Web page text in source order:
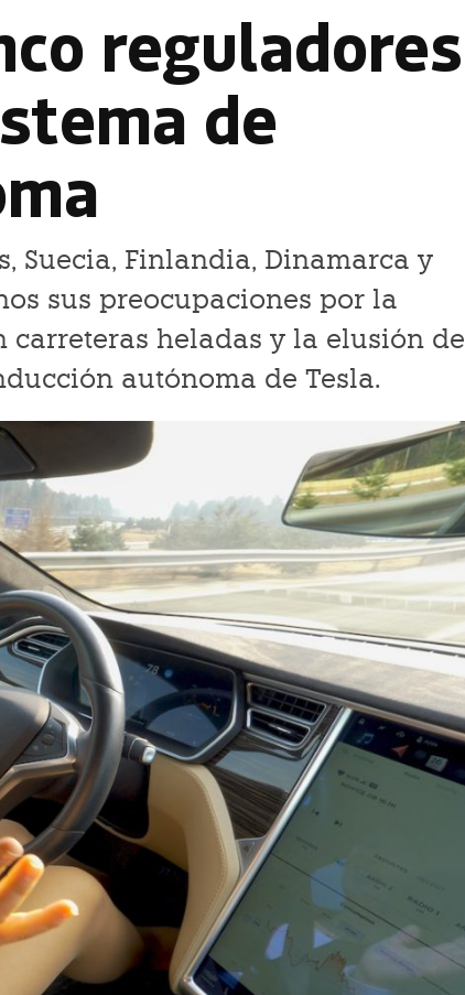
reguladores
de
Suecia, Finlandia, Dinamarca y
sus preocupaciones por la
heladas y la elusión de
autónoma de Tesla.